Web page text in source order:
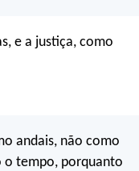
e a justiça, como
andais, não como
o tempo, porquanto